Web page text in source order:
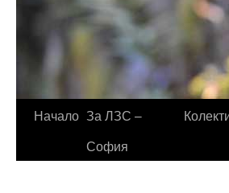
Начало За ЛЗС –
София